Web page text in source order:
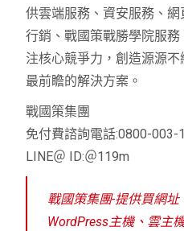
供雲端服務、資安服務、
行銷、戰國策戰勝學院服
注核心競爭力，創造源源
最前瞻的解決方案。
戰國策集團
免付費諮詢電話:0800-003-
LINE＠ ID:＠119m
戰國策集團-提供買網
WordPress主機、雲主